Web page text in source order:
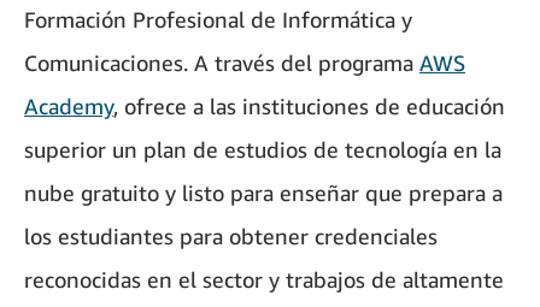
Formación Profesional de Informática y
Comunicaciones. A través del programa AWS
Academy, ofrece a las instituciones de educación
superior un plan de estudios de tecnología en la
nube gratuito y listo para enseñar que prepara a
los estudiantes para obtener credenciales
reconocidas en el sector y trabajos de altamente